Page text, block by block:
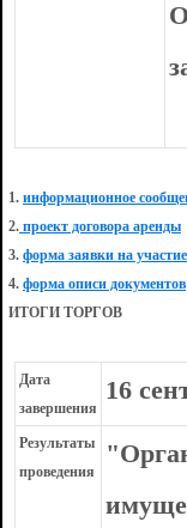
1. информационное
2. проект договора аренды
3. форма заявки на
4. форма описи документов
ИТОГИ ТОРГОВ
Дата
завершения
16
Результаты
проведения